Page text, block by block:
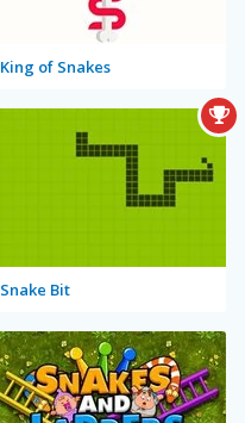
King of Snakes
Snake Bit